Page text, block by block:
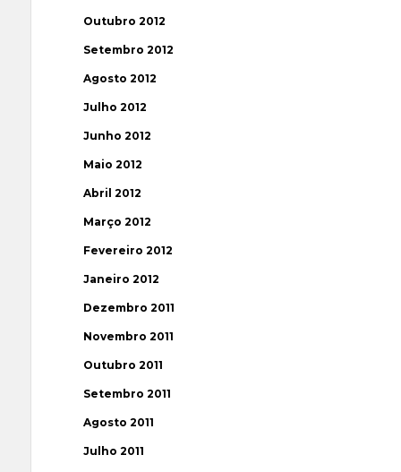
Outubro 2012
Setembro 2012
Agosto 2012
Julho 2012
Junho 2012
Maio 2012
Abril 2012
Março 2012
Fevereiro 2012
Janeiro 2012
Dezembro 2011
Novembro 2011
Outubro 2011
Setembro 2011
Agosto 2011
Julho 2011